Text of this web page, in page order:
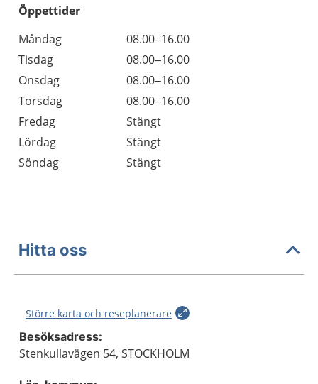
Öppettider
Dag
Öppettider
Kommentarer
Måndag
08.00–16.00
Tisdag
08.00–16.00
Onsdag
08.00–16.00
Torsdag
08.00–16.00
Fredag
Stängt
Lördag
Stängt
Söndag
Stängt
Hitta oss
Större karta och reseplanerare
Besöksadress:
Stenkullavägen 54, STOCKHOLM